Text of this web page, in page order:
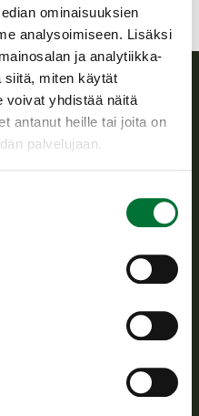
ominaisuuksien
analysoimiseen. Lisäksi
ja analytiikka-
siitä, miten käytät
voivat yhdistää näitä
antanut heille tai joita on
palvelujaan.
säädetyistä julkisista